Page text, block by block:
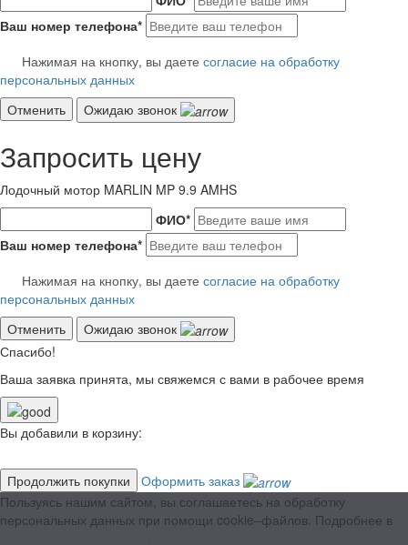
Ваш номер телефона*
Нажимая на кнопку, вы даете согласие на обработку
персональных данных
Отменить
Ожидаю звонок
Запросить цену
Лодочный мотор MARLIN MP 9.9 AMHS
ФИО*
Ваш номер телефона*
Нажимая на кнопку, вы даете согласие на обработку
персональных данных
Отменить
Ожидаю звонок
Спасибо!
Ваша заявка принята, мы свяжемся с вами в рабочее время
Вы добавили в корзину:
Продолжить покупки
Оформить заказ
Пользуясь нашим сайтом, вы соглашаетесь на обработку
персональных данных при помощи cookie–файлов. Подробнее в